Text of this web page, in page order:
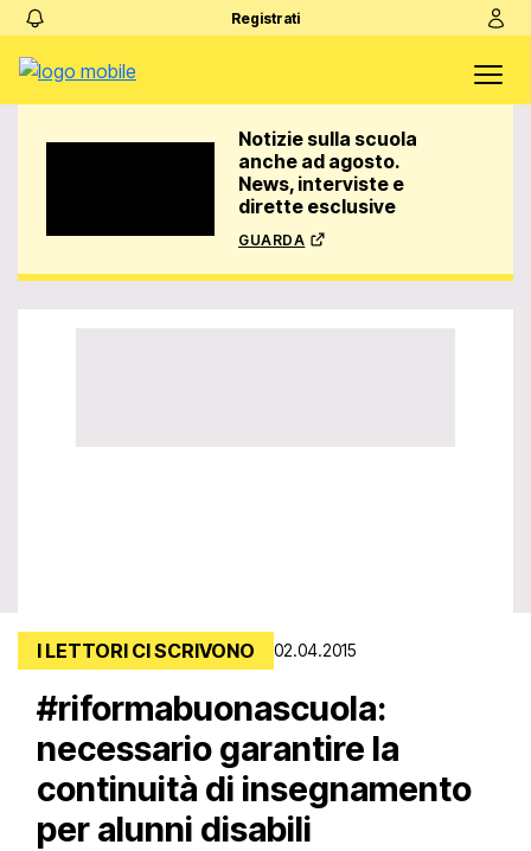
Registrati
Notizie sulla scuola
anche ad agosto.
News, interviste e
dirette esclusive
guarda
I LETTORI CI SCRIVONO 02.04.2015
#riformabuonascuola:
necessario garantire la
continuità di insegnamento
per alunni disabili